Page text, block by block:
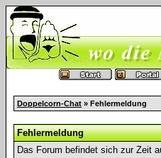
Doppelcorn-Chat » Fehlermeldung
Fehlermeldung
Das Forum befindet sich zur Zeit